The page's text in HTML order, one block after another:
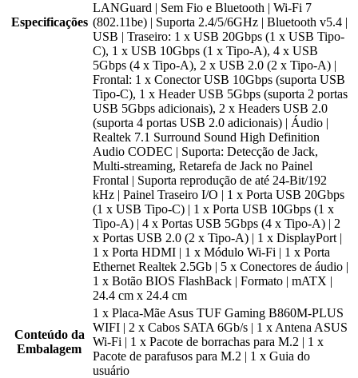
Especificações
LANGuard | Sem Fio e Bluetooth | Wi-Fi 7
(802.11be) | Suporta 2.4/5/6GHz | Bluetooth v5.4 |
USB | Traseiro: 1 x USB 20Gbps (1 x USB Tipo-
C), 1 x USB 10Gbps (1 x Tipo-A), 4 x USB
5Gbps (4 x Tipo-A), 2 x USB 2.0 (2 x Tipo-A) |
Frontal: 1 x Conector USB 10Gbps (suporta USB
Tipo-C), 1 x Header USB 5Gbps (suporta 2 portas
USB 5Gbps adicionais), 2 x Headers USB 2.0
(suporta 4 portas USB 2.0 adicionais) | Áudio |
Realtek 7.1 Surround Sound High Definition
Audio CODEC | Suporta: Detecção de Jack,
Multi-streaming, Retarefa de Jack no Painel
Frontal | Suporta reprodução de até 24-Bit/192
kHz | Painel Traseiro I/O | 1 x Porta USB 20Gbps
(1 x USB Tipo-C) | 1 x Porta USB 10Gbps (1 x
Tipo-A) | 4 x Portas USB 5Gbps (4 x Tipo-A) | 2
x Portas USB 2.0 (2 x Tipo-A) | 1 x DisplayPort |
1 x Porta HDMI | 1 x Módulo Wi-Fi | 1 x Porta
Ethernet Realtek 2.5Gb | 5 x Conectores de áudio |
1 x Botão BIOS FlashBack | Formato | mATX |
24.4 cm x 24.4 cm
Conteúdo da
Embalagem
1 x Placa-Mãe Asus TUF Gaming B860M-PLUS
WIFI | 2 x Cabos SATA 6Gb/s | 1 x Antena ASUS
Wi-Fi | 1 x Pacote de borrachas para M.2 | 1 x
Pacote de parafusos para M.2 | 1 x Guia do
usuário